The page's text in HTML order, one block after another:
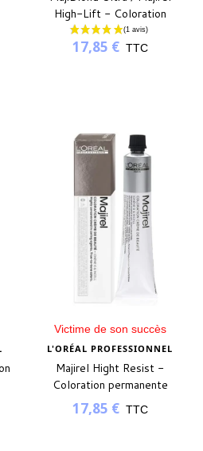
High-Lift - Coloration
permanente
17,85 € TTC
Victime de son succès
L'ORÉAL PROFESSIONNEL
Majirel Hight Resist -
Coloration permanente
17,85 € TTC